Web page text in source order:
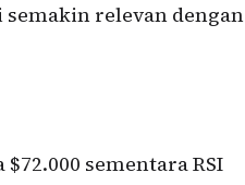
semakin relevan dengan
sementara RSI